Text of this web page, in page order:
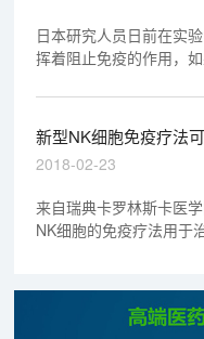
日本研究人员日前在实
挥着阻止免疫的作用，
新型NK细胞免疫疗法
2018-02-23
来自瑞典卡罗林斯卡医
NK细胞的免疫疗法用于